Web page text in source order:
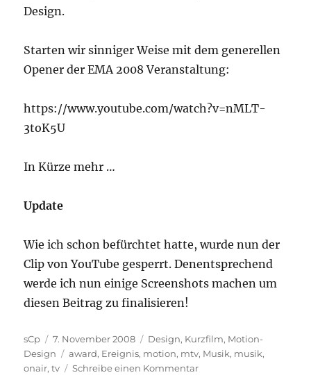
Design.
Starten wir sinniger Weise mit dem generellen
Opener der EMA 2008 Veranstaltung:
https://www.youtube.com/watch?v=nMLT-
3toK5U
In Kürze mehr …
Update
Wie ich schon befürchtet hatte, wurde nun der
Clip von YouTube gesperrt. Denentsprechend
werde ich nun einige Screenshots machen um
diesen Beitrag zu finalisieren!
Autor
sCp
Veröffentlicht
am
7. November 2008 Kategorien
Design, Kurzfilm, Motion-
Design
Schlagwörter
award, Ereignis, motion, mtv, Musik, musik,
onair,tv Schreibe einen Kommentarzu